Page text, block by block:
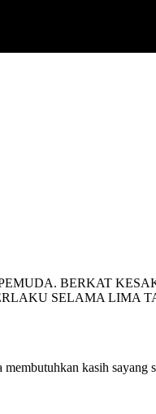
BERKAT
SELAMA LIMA
kasih sayang